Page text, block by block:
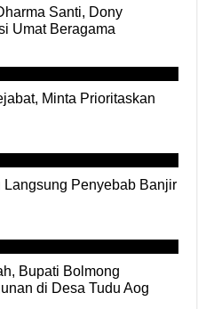
Santi, Dony
Umat Beragama
Minta Prioritaskan
Penyebab Banjir
Bupati Bolmong
di Desa Tudu Aog